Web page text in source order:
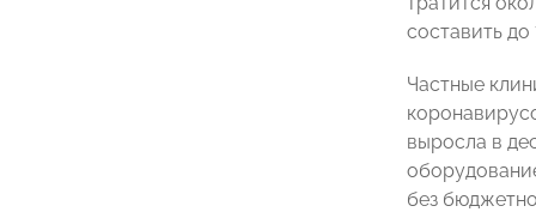
составить
Частные
выросла в
без